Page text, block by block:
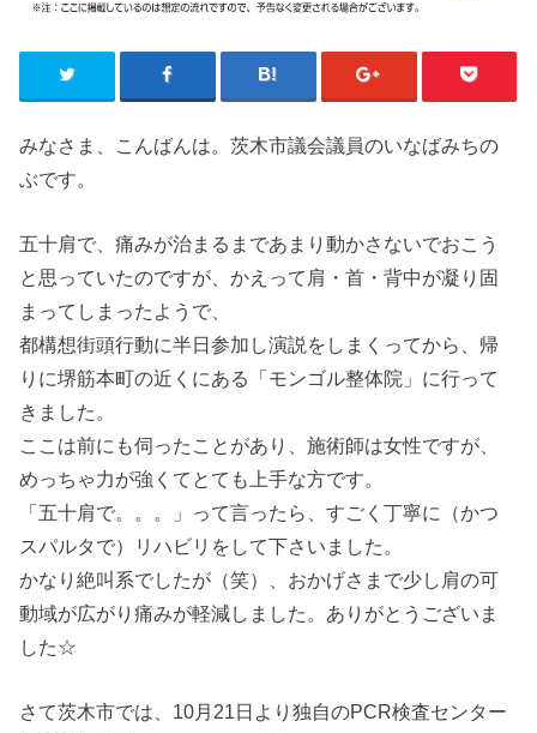
みなさま、こんばんは。茨木市議会議員のいなばみちの
ぶです。
五十肩で、痛みが治まるまであまり動かさないでおこう
と思っていたのですが、かえって肩・首・背中が凝り固
まってしまったようで、
都構想街頭行動に半日参加し演説をしまくってから、帰
りに堺筋本町の近くにある「モンゴル整体院」に行って
きました。
ここは前にも伺ったことがあり、施術師は女性ですが、
めっちゃ力が強くてとても上手な方です。
「五十肩で。。。」って言ったら、すごく丁寧に（かつ
スパルタで）リハビリをして下さいました。
かなり絶叫系でしたが（笑）、おかげさまで少し肩の可
動域が広がり痛みが軽減しました。ありがとうございま
した☆
さて茨木市では、10月21日より独自のPCR検査センター